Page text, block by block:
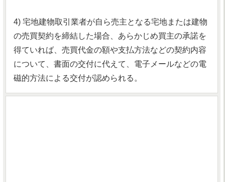
4) 宅地建物取引業者が自ら売主となる宅地または建物
の売買契約を締結した場合、あらかじめ買主の承諾を
得ていれば、売買代金の額や支払方法などの契約内容
について、書面の交付に代えて、電子メールなどの電
磁的方法による交付が認められる。